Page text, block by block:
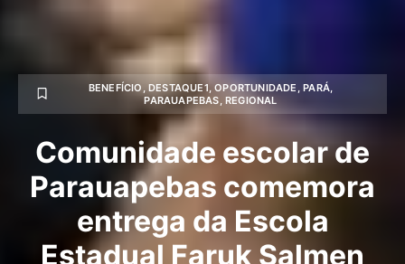
BENEFÍCIO ,DESTAQUE1,OPORTUNIDADE ,PARÁ,
PARAUAPEBAS, REGIONAL
Comunidade escolar de
Parauapebas comemora
entrega da Escola
Estadual Faruk Salmen